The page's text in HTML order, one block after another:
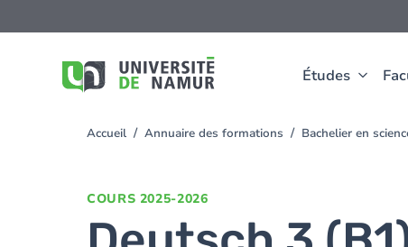
Études
au
You
Accueil Annuaire des formations Bachelier en
COURS 2025-2026